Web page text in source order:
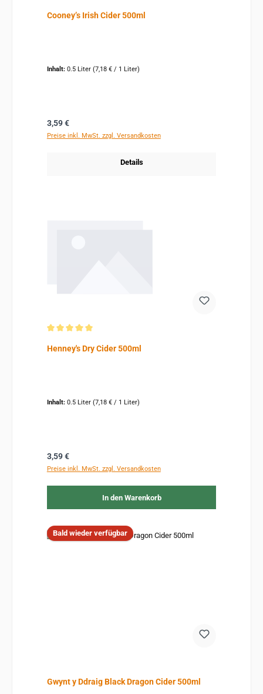
Cooney’s Irish Cider 500ml
Inhalt: 0.5 Liter (7,18 € / 1 Liter)
Regulärer Preis:
3,59 €
Preise inkl. MwSt. zzgl. Versandkosten
Details
Henney's Dry Cider 500ml
Inhalt: 0.5 Liter (7,18 € / 1 Liter)
Regulärer Preis:
3,59 €
Preise inkl. MwSt. zzgl. Versandkosten
In den Warenkorb
Bald wieder verfügbar
Gwynt y Ddraig Black Dragon Cider 500ml